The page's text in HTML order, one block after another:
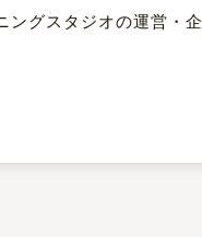
ングスタジオの運営・企